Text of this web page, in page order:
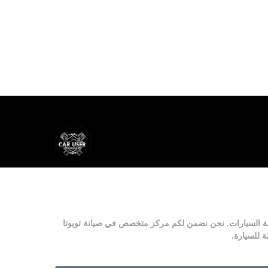
مركز متخصص في صيانة تويوتا
للسيارة.